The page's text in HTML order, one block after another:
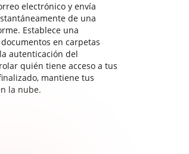
electrónico y envía
de una
Establece una
en carpetas
autenticación del
quién tiene acceso a tus
mantiene tus
la nube.